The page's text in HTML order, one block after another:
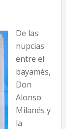
De las
nupcias
entre el
bayamés,
Don
Alonso
Milanés y
la